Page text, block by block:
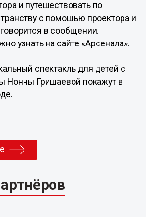
и путешествовать по
с помощью проектора и
в сообщении.
узнать на сайте «Арсенала».
спектакль для детей с
Нонны Гришаевой покажут в